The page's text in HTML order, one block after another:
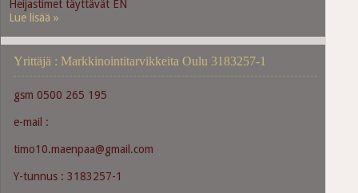
Heijastimet täyttävät EN
Lue lisää »
Yrittäjä : Markkinointitarvikkeita Oulu 3183257-1
gsm 0500 265 195
e-mail :
timo10.maenpaa@gmail.com
Y-tunnus : 3183257-1